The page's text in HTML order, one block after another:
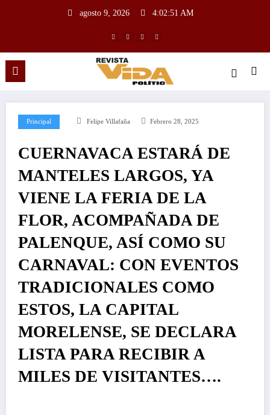
agosto 9, 2026 4:02:52 AM
Principal Felipe Villafaña Febrero 28, 2025
CUERNAVACA ESTARÁ DE
MANTELES LARGOS, YA
VIENE LA FERIA DE LA
FLOR, ACOMPAÑADA DE
PALENQUE, ASÍ COMO SU
CARNAVAL: CON EVENTOS
TRADICIONALES COMO
ESTOS, LA CAPITAL
MORELENSE, SE DECLARA
LISTA PARA RECIBIR A
MILES DE VISITANTES….